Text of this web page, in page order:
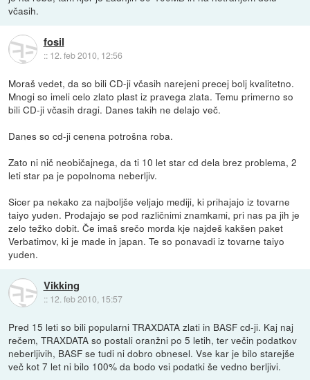
včasih.
fosil
:: 12. feb 2010, 12:56
Moraš vedet, da so bili CD-ji včasih narejeni precej bolj kvalitetno.
Mnogi so imeli celo zlato plast iz pravega zlata. Temu primerno so
bili CD-ji včasih dragi. Danes takih ne delajo več.
Danes so cd-ji cenena potrošna roba.
Zato ni nič neobičajnega, da ti 10 let star cd dela brez problema, 2
leti star pa je popolnoma neberljiv.
Sicer pa nekako za najboljše veljajo mediji, ki prihajajo iz tovarne
taiyo yuden. Prodajajo se pod različnimi znamkami, pri nas pa jih je
zelo težko dobit. Če imaš srečo morda kje najdeš kakšen paket
Verbatimov, ki je made in japan. Te so ponavadi iz tovarne taiyo
yuden.
Vikking
:: 12. feb 2010, 15:57
Pred 15 leti so bili popularni TRAXDATA zlati in BASF cd-ji. Kaj naj
rečem, TRAXDATA so postali oranžni po 5 letih, ter večin podatkov
neberljivih, BASF se tudi ni dobro obnesel. Vse kar je bilo starejše
več kot 7 let ni bilo 100% da bodo vsi podatki še vedno berljivi.